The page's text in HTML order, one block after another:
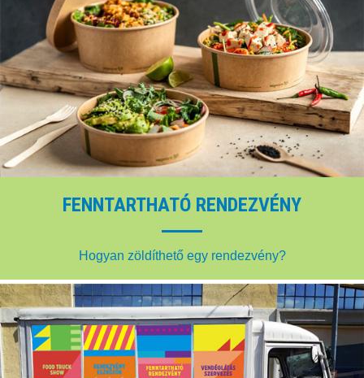
FENNTARTHATÓ RENDEZVÉNY
Hogyan zöldíthető egy rendezvény?